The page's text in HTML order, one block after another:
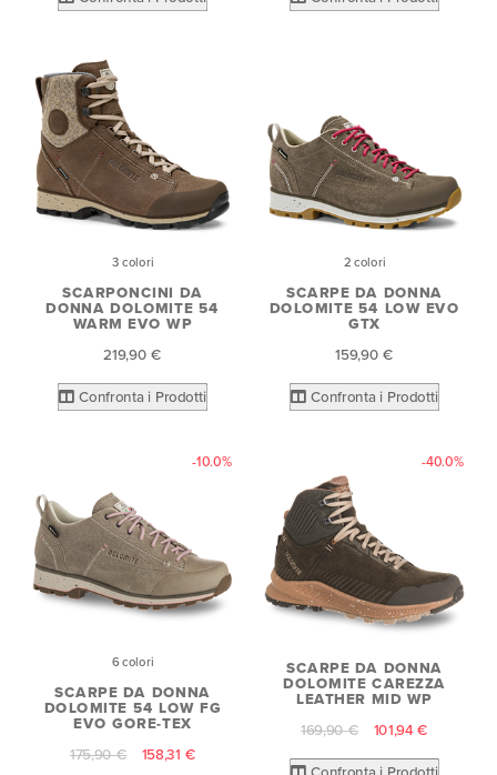
3 colori
SCARPONCINI DA
DONNA DOLOMITE 54
WARM EVO WP
219,90 €
Confronta i Prodotti
2 colori
SCARPE DA DONNA
DOLOMITE 54 LOW EVO
GTX
159,90 €
Confronta i Prodotti
-10.0%
6 colori
SCARPE DA DONNA
DOLOMITE 54 LOW FG
EVO GORE-TEX
175,90 € 158,31 €
-40.0%
SCARPE DA DONNA
DOLOMITE CAREZZA
LEATHER MID WP
169,90 € 101,94 €